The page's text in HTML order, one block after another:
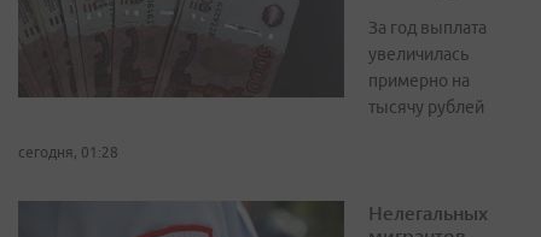
За год выплата
увеличилась
примерно на
тысячу рублей
сегодня, 01:28
Нелегальных